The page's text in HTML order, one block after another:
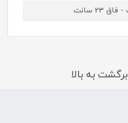
برگشت به بالا